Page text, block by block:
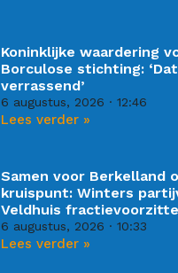
Koninklijke waardering
Borculose stichting:
verrassend’
6 augustus, 2026 12:46
Lees verder »
Samen voor Berkelland
kruispunt: Winters
Veldhuis
6 augustus, 2026 10:33
Lees verder »